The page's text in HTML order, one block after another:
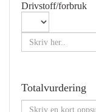
Drivstoff/forbruk
Totalvurdering